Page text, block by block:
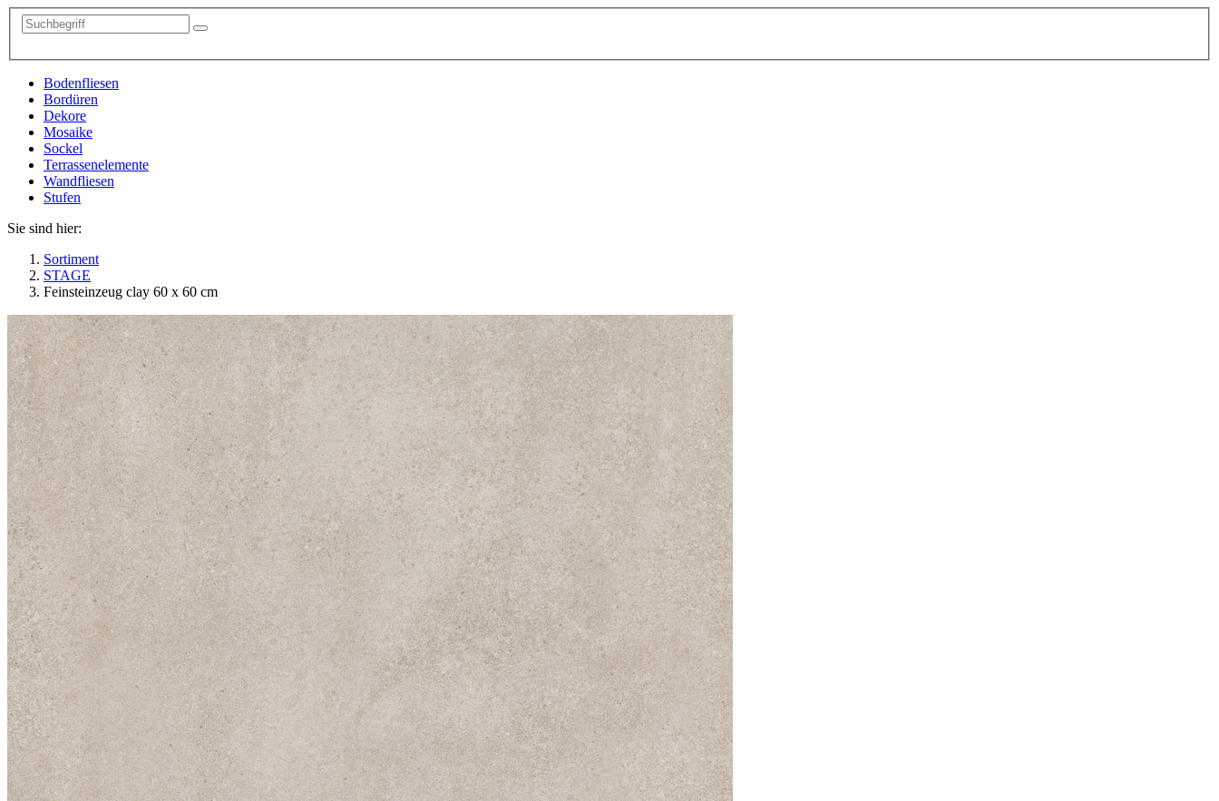
Bodenfliesen
Bordüren
Dekore
Mosaike
Sockel
Terrassenelemente
Wandfliesen
Stufen
Sie sind hier:
Sortiment
STAGE
Feinsteinzeug clay 60 x 60 cm